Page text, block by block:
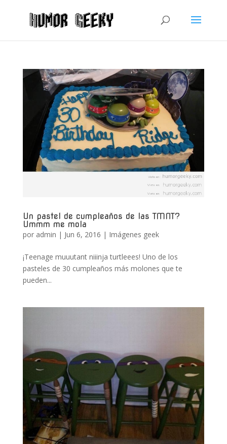
Un pastel de cumpleaños de las TMNT?
Ummm me mola
por admin | Jun 6, 2016 | Imágenes geek
¡Teenage muuutant niiinja turtleees! Uno de los
pasteles de 30 cumpleaños más molones que te
pueden...